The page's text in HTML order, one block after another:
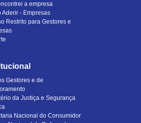
a empresa
Aderir - Empresas
Restrito para Gestores e
Gestores e de
da Justiça e Segurança
Nacional do Consumidor